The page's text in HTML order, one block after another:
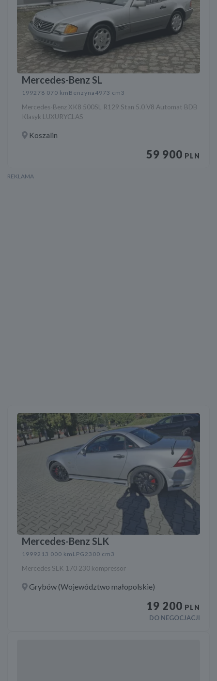
Mercedes-Benz SL
1992 78 070 km Benzyna 4973 cm3
Mercedes-Benz XK8 500SL R129 Stan 5.0 V8 Automat BDB
Klasyk LUXURYCLAS
Koszalin
59 900 PLN
Mercedes-Benz SLK
1999213 000 km LPG2300 cm3
Mercedes SLK 170 230 kompressor
Grybów (Województwo małopolskie)
19 200 PLN
DO NEGOCJACJI